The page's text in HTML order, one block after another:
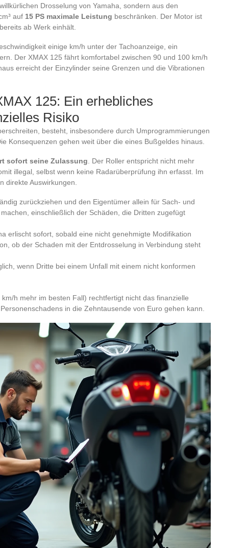
Drosselung von Yamaha, sondern aus den
auf 15 PS maximale Leistung beschränken. Der Motor ist
ab Werk einhält.
einige km/h unter der Tachoanzeige, ein
Der XMAX 125 fährt komfortabel zwischen 90 und 100 km/h
erreicht der Einzylinder seine Grenzen und die Vibrationen
125: Ein erhebliches
Risiko
besteht, insbesondere durch Umprogrammierungen
Konsequenzen gehen weit über die eines Bußgeldes hinaus.
sofort seine Zulassung. Der Roller entspricht nicht mehr
illegal, selbst wenn keine Radarüberprüfung ihn erfasst. Im
direkte Auswirkungen.
zurückziehen und den Eigentümer allein für Sach- und
einschließlich der Schäden, die Dritten zugefügt
erlischt sofort, sobald eine nicht genehmigte Modifikation
ob der Schaden mit der Entdrosselung in Verbindung steht
wenn Dritte bei einem Unfall mit einem nicht konformen
h mehr im besten Fall) rechtfertigt nicht das finanzielle
in die Zehntausende von Euro gehen kann.